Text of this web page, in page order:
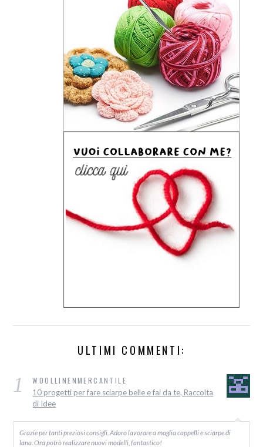
ULTIMI COMMENTI:
1 WOOLLINENMERCANTILE
10 progetti per fare sciarpe belle e fai da te, Raccolta
di Idee
Grazie per tanti preziosi consigli. Adoro lavorare a maglia cappelli e sciarpe di
lana. Ora potrò realizzare nuovi modelli, fantastico!